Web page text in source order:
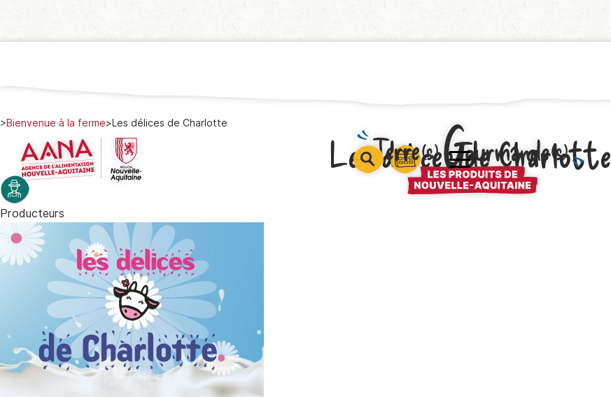
barre
1
barre
2
barre
3
>Bienvenue à la ferme>Les délices de Charlotte
Les délices de Charlotte
Producteurs